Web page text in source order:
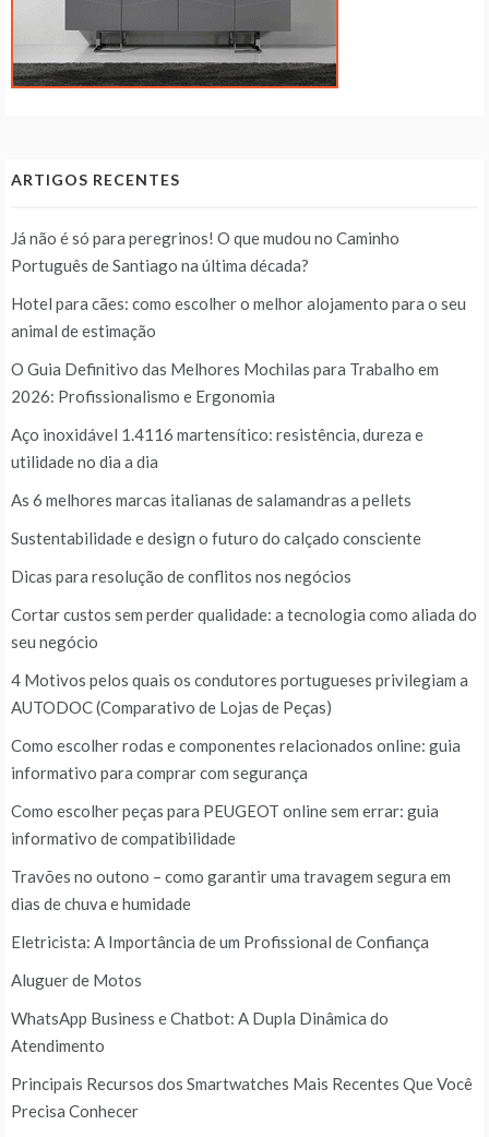
ARTIGOS RECENTES
Já não é só para peregrinos! O que mudou no Caminho
Português de Santiago na última década?
Hotel para cães: como escolher o melhor alojamento para o seu
animal de estimação
O Guia Definitivo das Melhores Mochilas para Trabalho em
2026: Profissionalismo e Ergonomia
Aço inoxidável 1.4116 martensítico: resistência, dureza e
utilidade no dia a dia
As 6 melhores marcas italianas de salamandras a pellets
Sustentabilidade e design o futuro do calçado consciente
Dicas para resolução de conflitos nos negócios
Cortar custos sem perder qualidade: a tecnologia como aliada do
seu negócio
4 Motivos pelos quais os condutores portugueses privilegiam a
AUTODOC (Comparativo de Lojas de Peças)
Como escolher rodas e componentes relacionados online: guia
informativo para comprar com segurança
Como escolher peças para PEUGEOT online sem errar: guia
informativo de compatibilidade
Travões no outono – como garantir uma travagem segura em
dias de chuva e humidade
Eletricista: A Importância de um Profissional de Confiança
Aluguer de Motos
WhatsApp Business e Chatbot: A Dupla Dinâmica do
Atendimento
Principais Recursos dos Smartwatches Mais Recentes Que Você
Precisa Conhecer